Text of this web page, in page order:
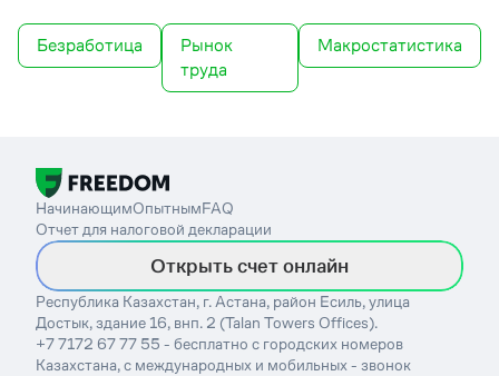
Безработица
Рынок
труда
Макростатистика
НачинающимОпытнымFAQ
Отчет для налоговой декларации
Открыть счет онлайн
Республика Казахстан, г. Астана, район Есиль, улица
Достык, здание 16, внп. 2 (Talan Towers Offices).
+7 7172 67 77 55 - бесплатно с городских номеров
Казахстана, с международных и мобильных - звонок